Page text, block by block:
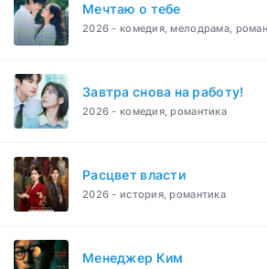
Мечтаю о тебе
2026 - комедия, мелодрама,
Завтра снова на работу!
2026 - комедия, романтика
Расцвет власти
2026 - история, романтика
Менеджер Ким